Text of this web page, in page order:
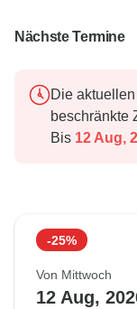
Nächste Termine
Die
beschränkte
Bis 12 Aug,
-25%
Von Mittwoch
12 Aug,